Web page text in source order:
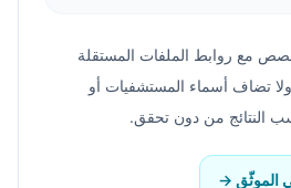
مع روابط الملفات المستقلة
تضاف أسماء المستشفيات أو
النتائج من دون تحقق.
الموثّق →